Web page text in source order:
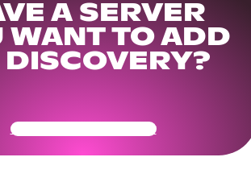
A SERVER
WANT TO ADD
DISCOVERY?
Get Your Community Ready